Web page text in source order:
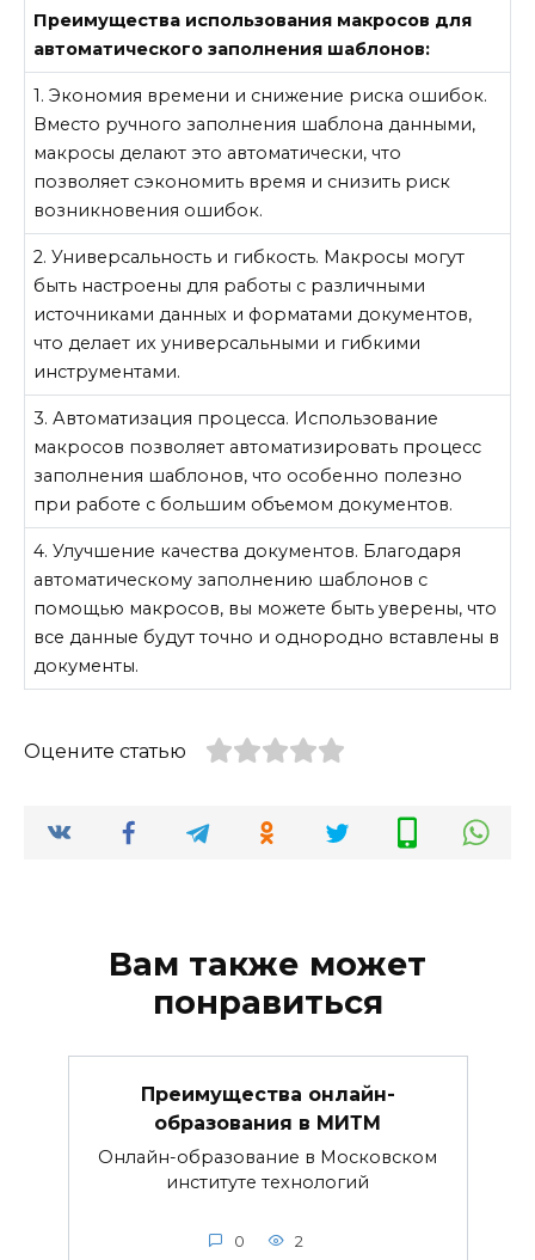
Преимущества использования макросов для
автоматического заполнения шаблонов:
1. Экономия времени и снижение риска ошибок.
Вместо ручного заполнения шаблона данными,
макросы делают это автоматически, что
позволяет сэкономить время и снизить риск
возникновения ошибок.
2. Универсальность и гибкость. Макросы могут
быть настроены для работы с различными
источниками данных и форматами документов,
что делает их универсальными и гибкими
инструментами.
3. Автоматизация процесса. Использование
макросов позволяет автоматизировать процесс
заполнения шаблонов, что особенно полезно
при работе с большим объемом документов.
4. Улучшение качества документов. Благодаря
автоматическому заполнению шаблонов с
помощью макросов, вы можете быть уверены, что
все данные будут точно и однородно вставлены в
документы.
Оцените статью
Вам также может
понравиться
Преимущества онлайн-
образования в МИТМ
Онлайн-образование в Московском
институте технологий
0 2